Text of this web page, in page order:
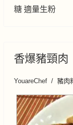
糖 適量生粉
香爆豬頸肉
YouareChef 豬肉